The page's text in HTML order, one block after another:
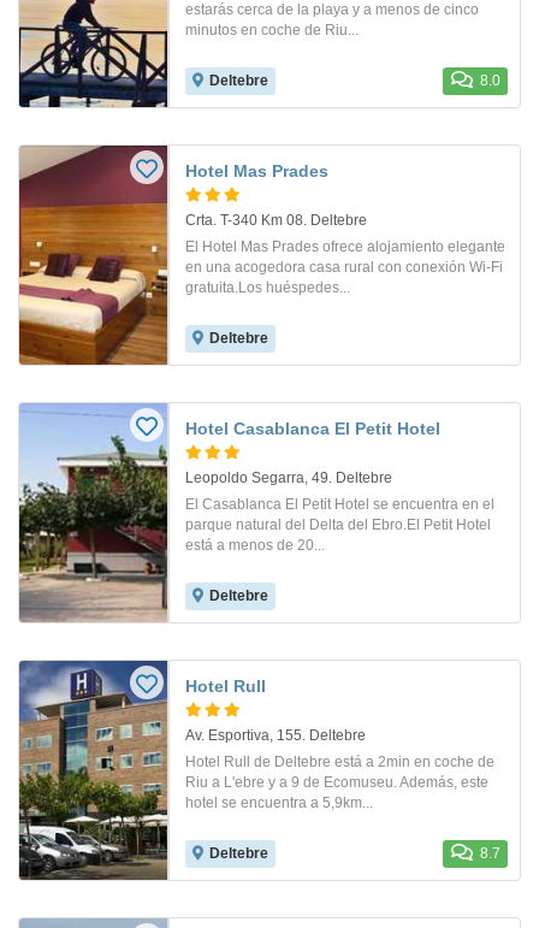
estarás cerca de la playa y a menos de cinco
minutos en coche de Riu...
Deltebre 8.0
Hotel Mas Prades
Crta. T-340 Km 08. Deltebre
El Hotel Mas Prades ofrece alojamiento elegante
en una acogedora casa rural con conexión Wi-Fi
gratuita.Los huéspedes...
Deltebre
Hotel Casablanca El Petit Hotel
Leopoldo Segarra, 49. Deltebre
El Casablanca El Petit Hotel se encuentra en el
parque natural del Delta del Ebro.El Petit Hotel
está a menos de 20...
Deltebre
Hotel Rull
Av. Esportiva, 155. Deltebre
Hotel Rull de Deltebre está a 2min en coche de
Riu a L'ebre y a 9 de Ecomuseu. Además, este
hotel se encuentra a 5,9km...
Deltebre 8.7